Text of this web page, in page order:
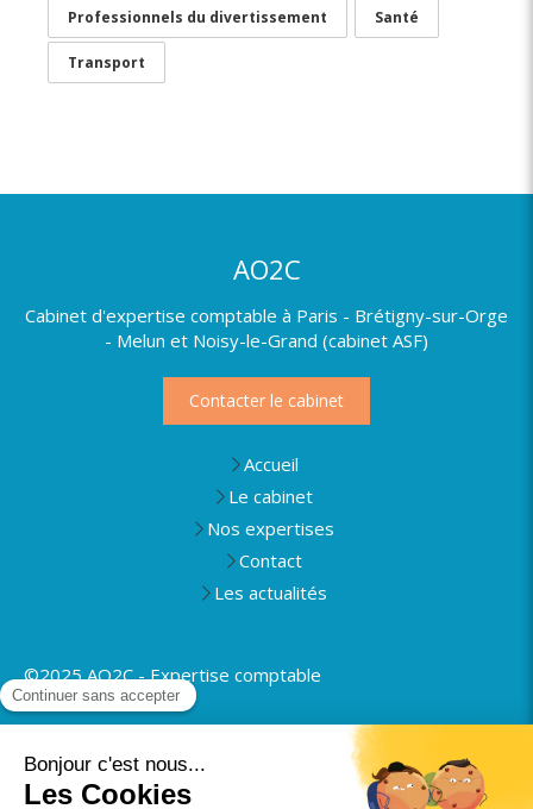
Professionnels du divertissement Santé
Transport
AO2C
Cabinet d'expertise comptable à Paris - Brétigny-sur-Orge
- Melun et Noisy-le-Grand (cabinet ASF)
Contacter le cabinet
Accueil
Le cabinet
Nos expertises
Contact
Les actualités
©2025 AO2C - Expertise comptable